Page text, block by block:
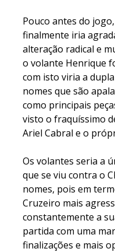
Pouco antes do
finalmente iria
alteração radical e
o volante Henrique
com isto viria a
nomes que são
como principais
visto o fraquíssimo
Ariel Cabral e o
Os volantes seria a
que se viu contra o
nomes, pois em
Cruzeiro mais
constantemente a
partida com uma
finalizações e mais